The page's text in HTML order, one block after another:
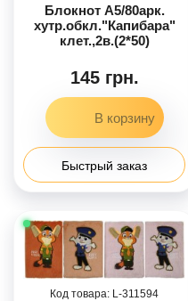
Блокнот А5/80арк.
хутр.обкл."Капибара"
клет.,2в.(2*50)
145 грн.
Быстрый заказ
311594